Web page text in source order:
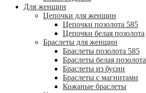
Для женщин
Цепочки для женщин
Цепочки позолота 585
Цепочки белая позолота
Браслеты для женщин
Браслеты позолота 585
Браслеты белая позолота
Браслеты из бусин
Браслеты с магнитами
Кожаные браслеты